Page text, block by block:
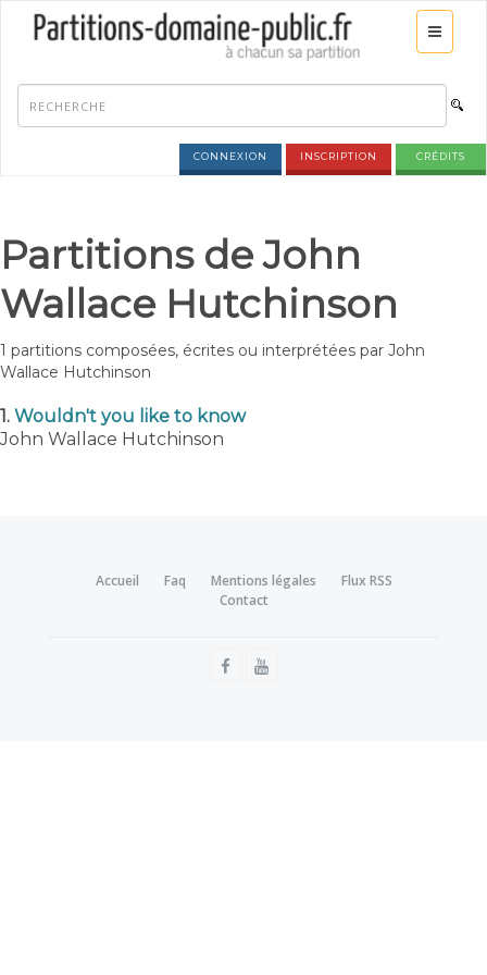
CONNEXION INSCRIPTION CRÉDITS
Partitions de John
Wallace Hutchinson
1 partitions composées, écrites ou interprétées par John
Wallace Hutchinson
1. Wouldn't you like to know
John Wallace Hutchinson
Accueil Faq Mentions légales
Flux RSS
Contact